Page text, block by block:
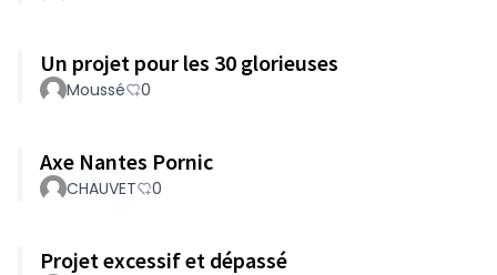
Un projet pour les 30 glorieuses
Moussé 0
Axe Nantes Pornic
CHAUVET 0
Projet excessif et dépassé